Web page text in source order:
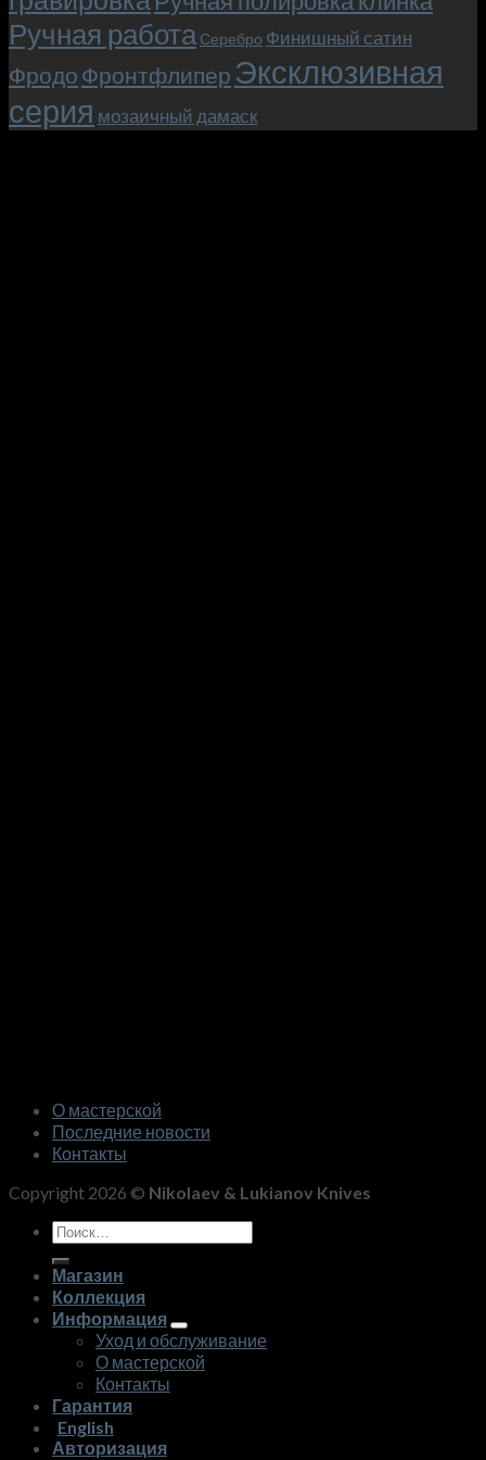
Ручная работа Серебро Финишный сатин
Фродо Фронтфлипер Эксклюзивная
серия мозаичный дамаск
О мастерской
Последние новости
Контакты
Copyright 2026 © Nikolaev & Lukianov Knives
Искать:
Магазин
Коллекция
Информация
Уход и обслуживание
О мастерской
Контакты
Гарантия
English
Авторизация